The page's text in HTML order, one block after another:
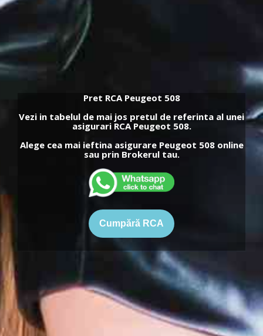
Pret RCA Peugeot 508
Vezi in tabelul de mai jos pretul de referinta al unei
asigurari RCA Peugeot 508.
Alege cea mai ieftina asigurare Peugeot 508 online
sau prin Brokerul tau.
Cumpără RCA